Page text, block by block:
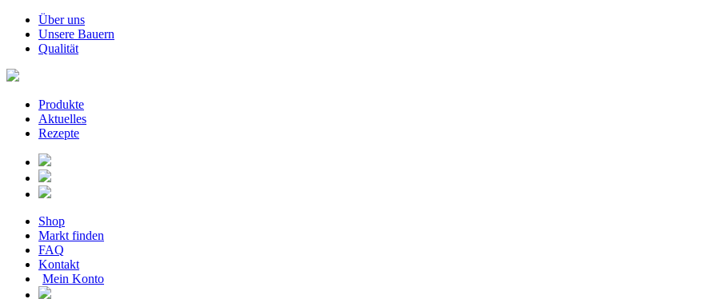
Über uns
Unsere Bauern
Qualität
Produkte
Aktuelles
Rezepte
Shop
Markt finden
FAQ
Kontakt
Mein Konto